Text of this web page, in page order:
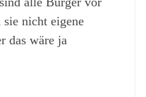
sie nicht eigene
das wäre ja